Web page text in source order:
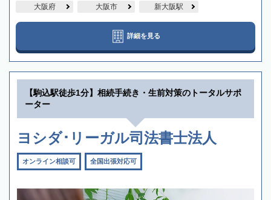
大阪府 大阪市 新大阪駅
詳細を見る
【駒込駅徒歩1分】相続手続き・生前対策のトータルサポ
ーター
ヨシダ･リーガル司法書士法人
オンライン相談可 全国出張対応可